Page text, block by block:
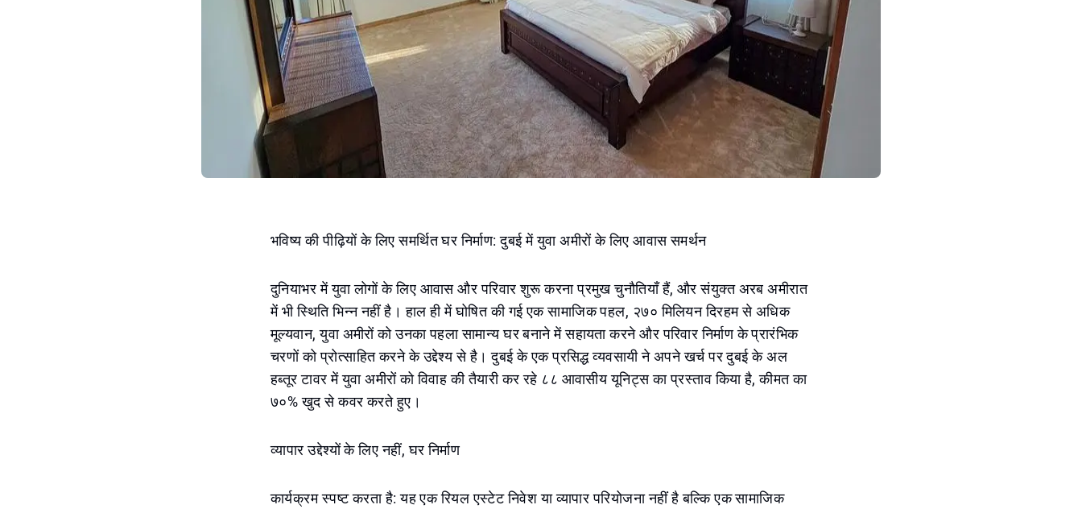
भविष्य की पीढ़ियों के लिए समर्थित घर निर्माण: दुबई में युवा अमीरों के लिए आवास समर्थन
दुनियाभर में युवा लोगों के लिए आवास और परिवार शुरू करना प्रमुख चुनौतियाँ हैं, और संयुक्त अरब अमीरात
में भी स्थिति भिन्न नहीं है। हाल ही में घोषित की गई एक सामाजिक पहल, २७० मिलियन दिरहम से अधिक
मूल्यवान, युवा अमीरों को उनका पहला सामान्य घर बनाने में सहायता करने और परिवार निर्माण के प्रारंभिक
चरणों को प्रोत्साहित करने के उद्देश्य से है। दुबई के एक प्रसिद्ध व्यवसायी ने अपने खर्च पर दुबई के अल
हब्तूर टावर में युवा अमीरों को विवाह की तैयारी कर रहे ८८ आवासीय यूनिट्स का प्रस्ताव किया है, कीमत का
७०% खुद से कवर करते हुए।
व्यापार उद्देश्यों के लिए नहीं, घर निर्माण
कार्यक्रम स्पष्ट करता है: यह एक रियल एस्टेट निवेश या व्यापार परियोजना नहीं है बल्कि एक सामाजिक